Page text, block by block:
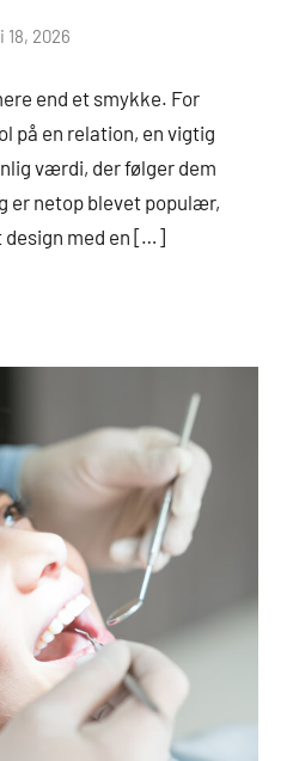
18, 2026
end et smykke. For
på en relation, en vigtig
værdi, der følger dem
er netop blevet populær,
design med en […]